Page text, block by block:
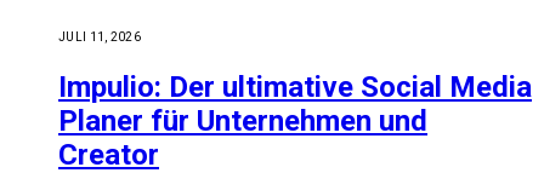
JULI 11, 2026
Impulio: Der ultimative Social Media
Planer für Unternehmen und
Creator